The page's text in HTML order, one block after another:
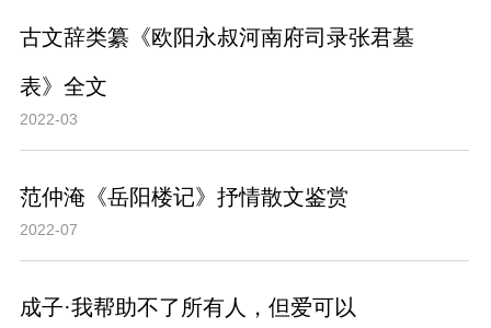
古文辞类纂《欧阳永叔河南府司录张君墓
表》全文
2022-03
范仲淹《岳阳楼记》抒情散文鉴赏
2022-07
成子·我帮助不了所有人，但爱可以